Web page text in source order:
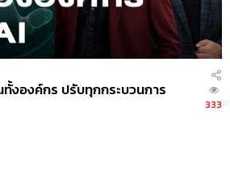
งองค์กร ปรับทุกกระบวนการ
333